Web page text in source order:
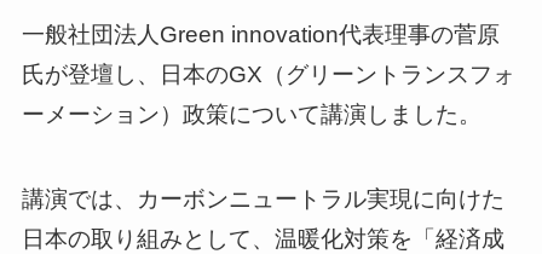
一般社団法人Green innovation代表理事の菅原
氏が登壇し、日本のGX（グリーントランスフォ
ーメーション）政策について講演しました。
講演では、カーボンニュートラル実現に向けた
日本の取り組みとして、温暖化対策を「経済成